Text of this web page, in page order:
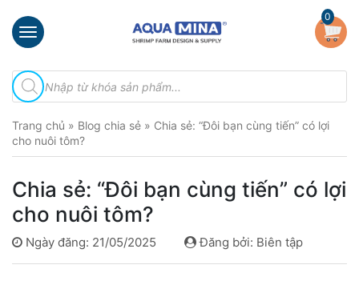
×
chủ
thiệu
Sản
Đầu
Phun
Vi
0
Tìm
kiếm
sản
Trang chủ » Blog chia sẻ » Chia sẻ: “Đôi bạn cùng tiến” có lợi
cho nuôi tôm?
Chia sẻ: “Đôi bạn cùng tiến” có lợi
cho nuôi tôm?
Ngày đăng: 21/05/2025 Đăng bởi: Biên tập